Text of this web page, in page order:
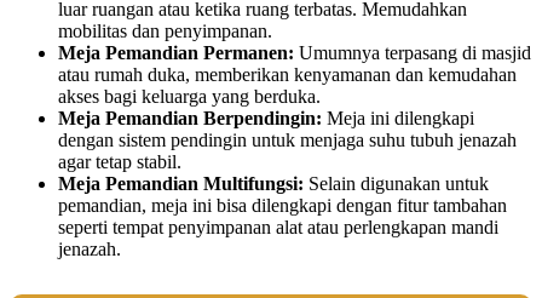
luar ruangan atau ketika ruang terbatas. Memudahkan
mobilitas dan penyimpanan.
Meja Pemandian Permanen: Umumnya terpasang di masjid
atau rumah duka, memberikan kenyamanan dan kemudahan
akses bagi keluarga yang berduka.
Meja Pemandian Berpendingin: Meja ini dilengkapi
dengan sistem pendingin untuk menjaga suhu tubuh jenazah
agar tetap stabil.
Meja Pemandian Multifungsi: Selain digunakan untuk
pemandian, meja ini bisa dilengkapi dengan fitur tambahan
seperti tempat penyimpanan alat atau perlengkapan mandi
jenazah.